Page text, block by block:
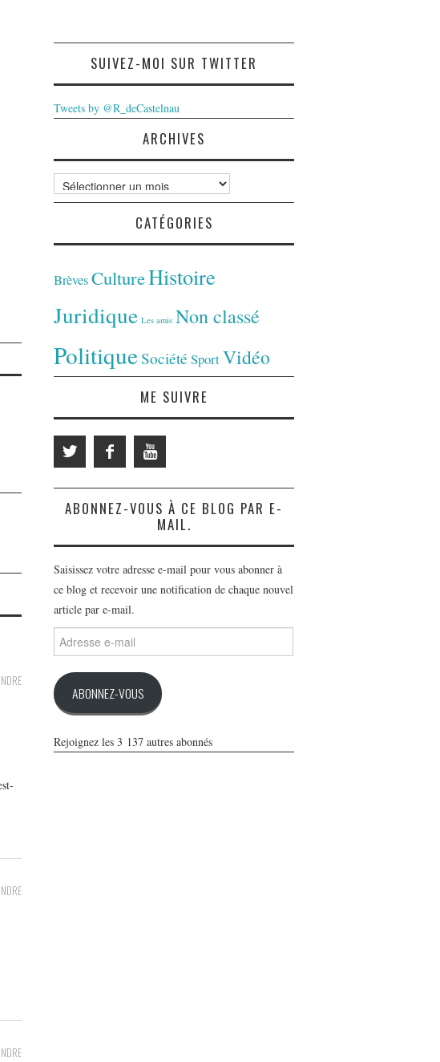
SUIVEZ-MOI SUR TWITTER
Tweets by @R_deCastelnau
ARCHIVES
Archives
CATÉGORIES
BrèvesCultureHistoire
Juridique Les amis Non classé
PolitiqueSociété SportVidéo
ME SUIVRE
ABONNEZ-VOUS À CE BLOG PAR E-
MAIL.
Saisissez votre adresse e-mail pour vous abonner à
ce blog et recevoir une notification de chaque nouvel
article par e-mail.
Adresse
e-
ABONNEZ-VOUS
Rejoignez les 3 137 autres abonnés